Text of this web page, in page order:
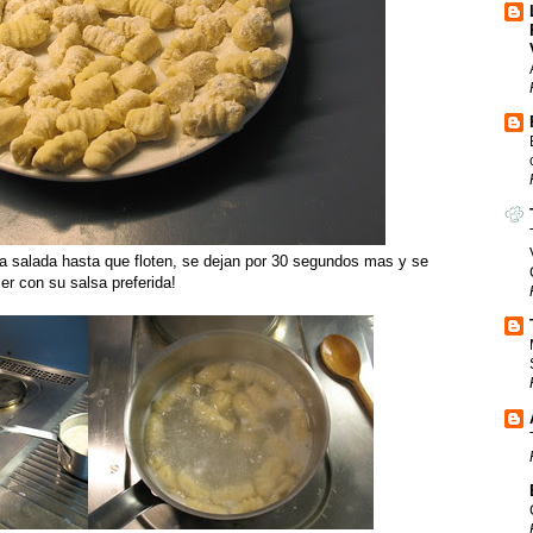
salada hasta que floten, se dejan por 30 segundos mas y se
con su salsa preferida!